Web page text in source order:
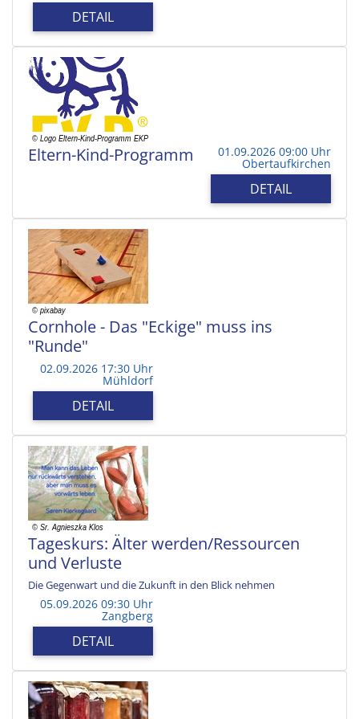
DETAIL
Eltern-Kind-Programm 01.09.2026 09:00 Uhr
Obertaufkirchen
DETAIL
Cornhole - Das "Eckige" muss ins
"Runde"
02.09.2026 17:30 Uhr
Mühldorf
DETAIL
Tageskurs: Älter werden/Ressourcen
und Verluste
Die Gegenwart und die Zukunft in den Blick nehmen
05.09.2026 09:30 Uhr
Zangberg
DETAIL